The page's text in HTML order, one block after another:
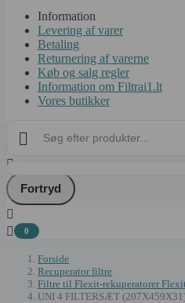
Information
Levering af varer
Betaling
Returnering af varerne
Køb og salg regler
Information om Filtrai1.lt
Vores butikker


Fortryd


0
Forside
Recuperator filtre
Filtre til Flexit-rekuperatorer Flexit
UNI 4 FILTERSÆT